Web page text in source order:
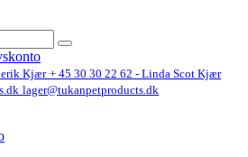
Kjær + 45 30 30 22 62 - Linda Scot Kjær
lager@tukanpetproducts.dk